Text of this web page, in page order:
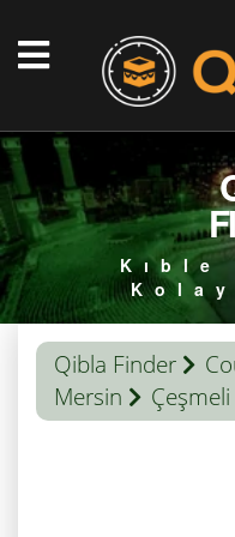
Kıble
Qibla Finder
Mersin
Çeşmeli